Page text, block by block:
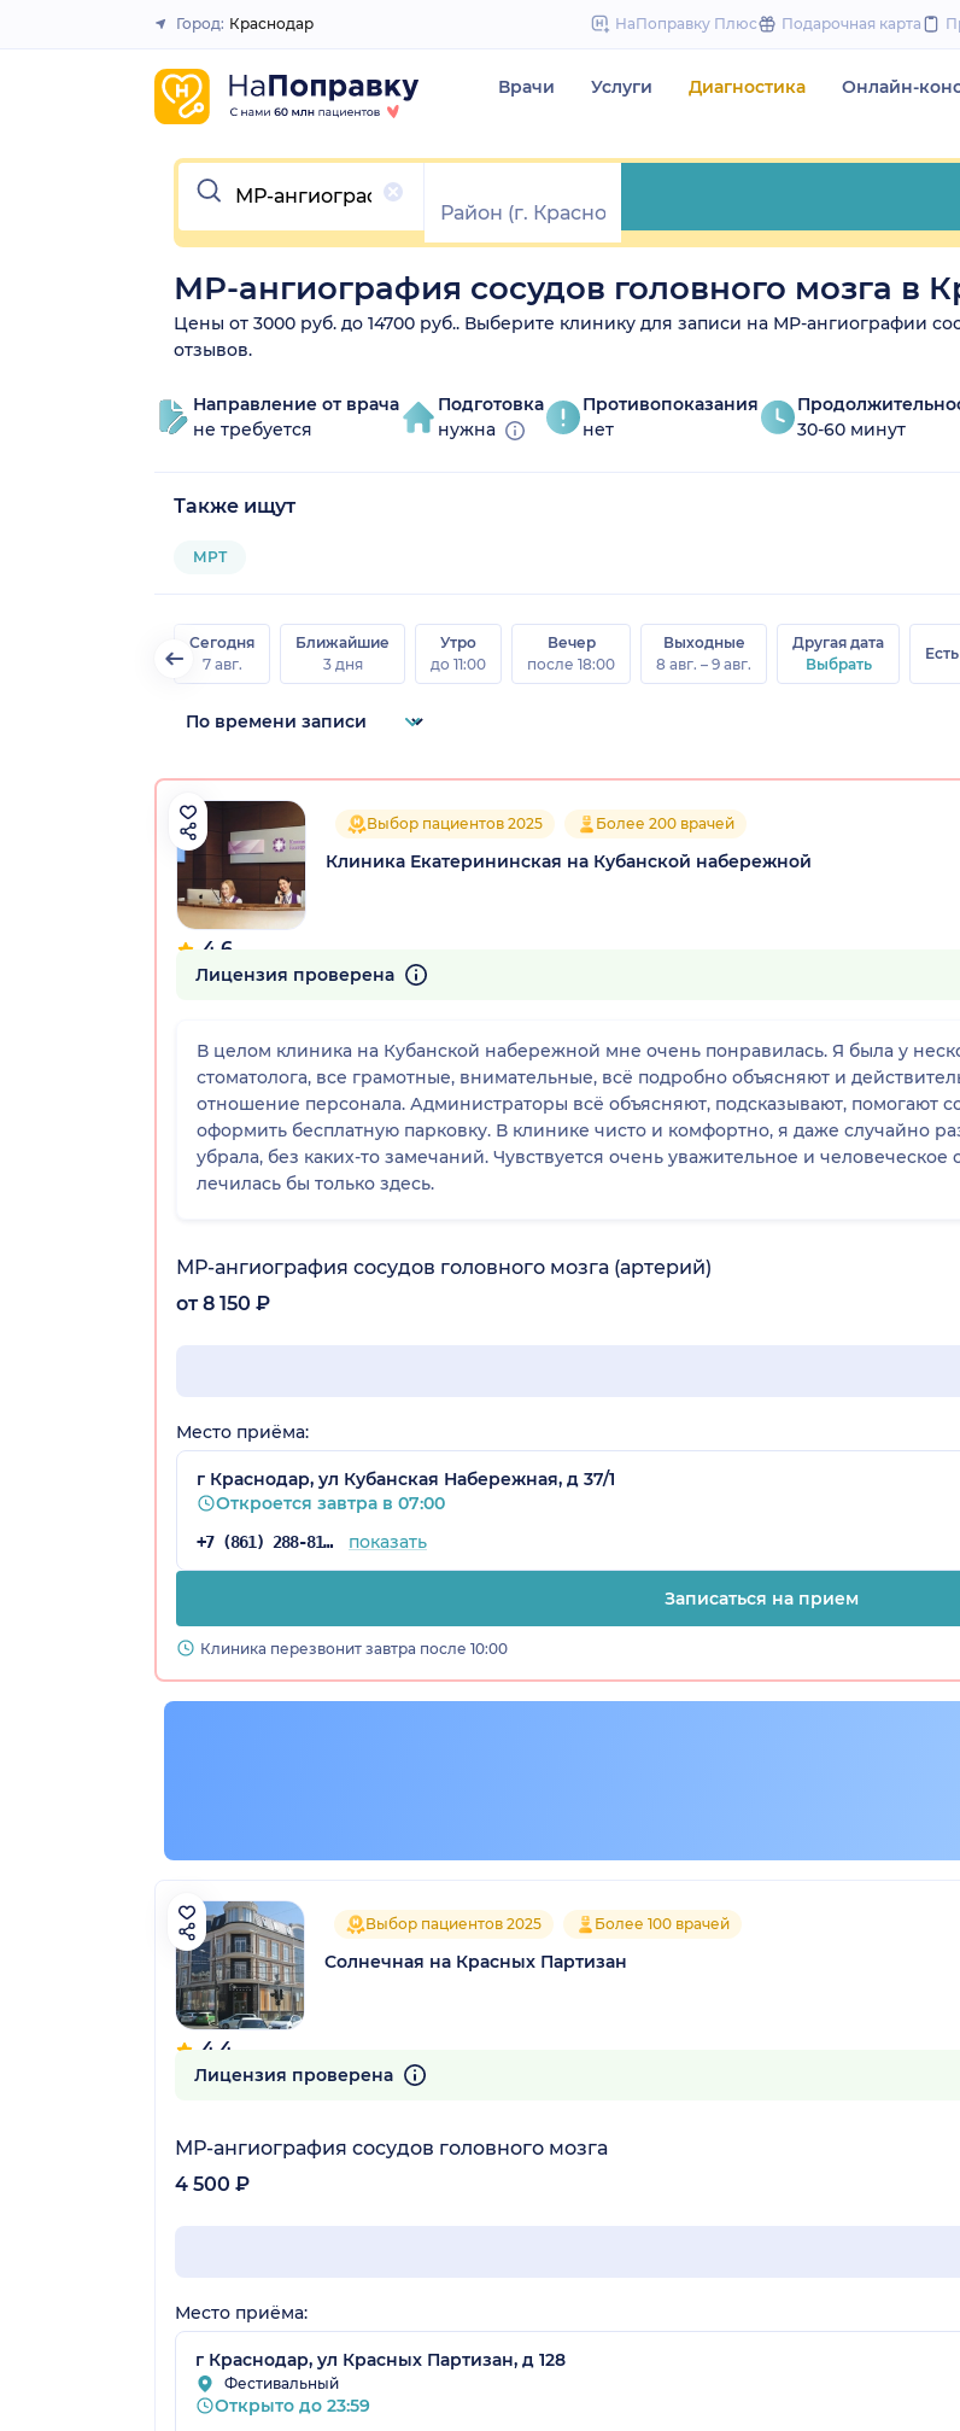
to
Закрыть
Город: Краснодар НаПоправку Плюс Подарочная карта
Врачи Услуги Диагностика Онлайн-
Очистить
МР-ангиография сосудов головного мозга в
Цены от 3000 руб. до 14700 руб.. Выберите клинику для записи на МР-ангиографии
отзывов.
Направление от врача
не требуется
Подготовка
нужна
Противопоказания
нет
30-60 минут
Также ищут
МРТ
Сегодня
7 авг.
Ближайшие
3 дня
Утро
до 11:00
Вечер
после 18:00
Выходные
8 авг. – 9 авг.
Другая дата
Выбрать
4.6
759 отзывов
Выбор пациентов 2025 Более 200 врачей
Клиника Екатерининская на Кубанской набережной
Лицензия проверена
В целом клиника на Кубанской набережной мне очень понравилась. Я была у
стоматолога, все грамотные, внимательные, всё подробно объясняют и
отношение персонала. Администраторы всё объясняют, подсказывают, помогают
оформить бесплатную парковку. В клинике чисто и комфортно, я даже случайно
убрала, без каких-то замечаний. Чувствуется очень уважительное и
лечилась бы только здесь.
МР-ангиография сосудов головного мозга (артерий)
от 8 150 ₽
Место приёма:
г Краснодар, ул Кубанская Набережная, д 37/1
Откроется завтра в 07:00
+7 (861) 288-81-65 показать
Записаться на прием
Клиника перезвонит завтра после 10:00
4.4
113 отзывов
Выбор пациентов 2025 Более 100 врачей
Солнечная на Красных Партизан
Лицензия проверена
МР-ангиография сосудов головного мозга
4 500 ₽
Место приёма:
г Краснодар, ул Красных Партизан, д 128
Фестивальный
Открыто до 23:59